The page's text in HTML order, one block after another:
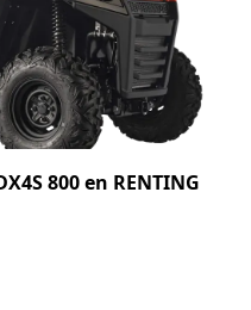
800 en RENTING